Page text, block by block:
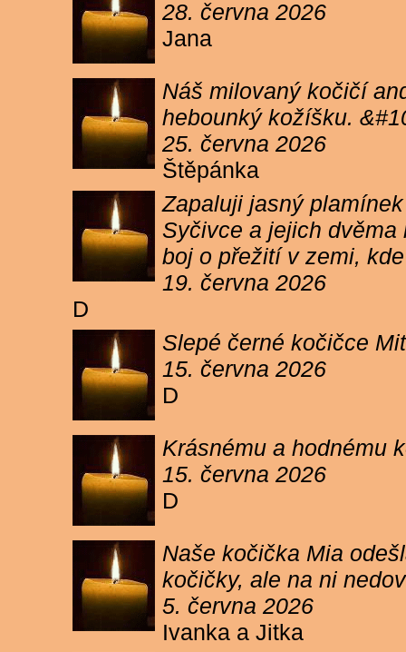
28. června 2026
Jana
Náš milovaný kočičí
hebounký kožíšku.
25. června 2026
Štěpánka
Zapaluji jasný
Syčivce a jejich
boj o přežití v zemi,
19. června 2026
D
Slepé černé kočičce
15. června 2026
D
Krásnému a hodnému
15. června 2026
D
Naše kočička Mia
kočičky, ale na ni
5. června 2026
Ivanka a Jitka